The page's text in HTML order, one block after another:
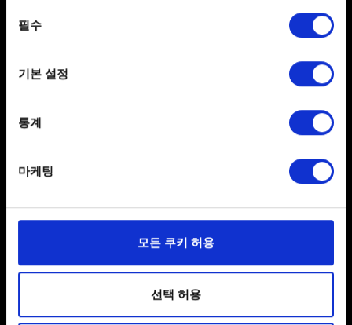
the Privacy trigger icon.
Collect information about your geographical
Identify your device by actively scanning it for
Find out more about how your personal data is processed
일부 쿠키는 웹 사이트를 정상적으로 이용하기 위해
관련 기술적 피드백을 제공하여 사용자의 웹사이트 이용
환경을 개선하기 위해 사용됩니다. 예를 들어, 소셜
선택
필수
기본 설정
통계
마케팅
모든 쿠키 허용
선택 허용
더 위쳐 3:
와일드 헌트
3단계의 지침에 따라 게임을 동일한 CD PROJEKT
RED 계정에 연결합니다.
메뉴에서 확인할
수 있습니다.
문의